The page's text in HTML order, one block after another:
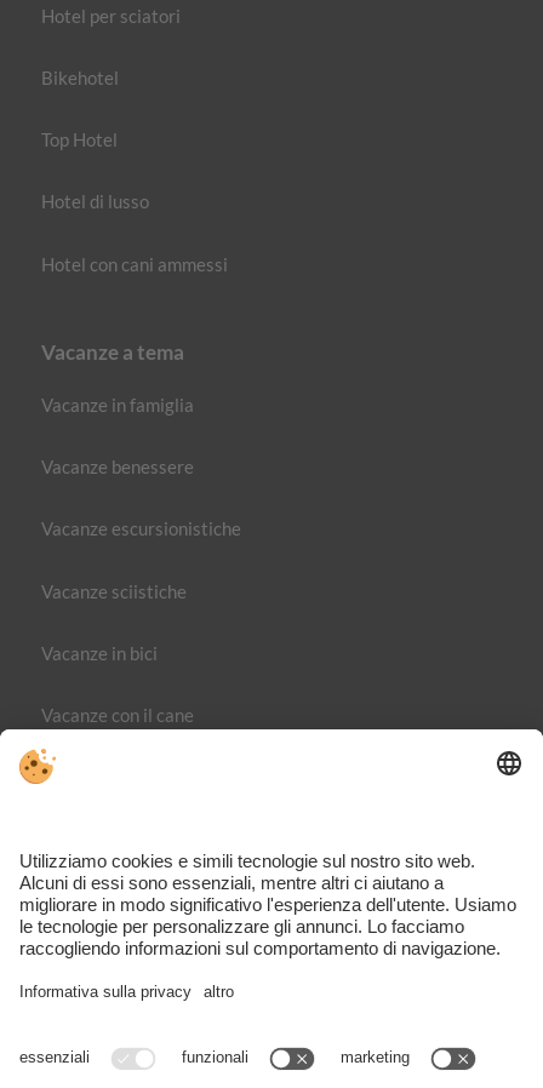
Hotel per sciatori
Bikehotel
Top Hotel
Hotel di lusso
Hotel con cani ammessi
Vacanze a tema
Vacanze in famiglia
Vacanze benessere
Vacanze escursionistiche
Vacanze sciistiche
Vacanze in bici
Vacanze con il cane
Part. IVA IT02365710215
Impostazioni cookie individuali
alloggi nella regione di Merano – completo, ispirante e